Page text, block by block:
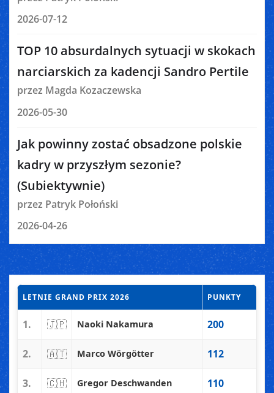
2026-07-12
TOP 10 absurdalnych sytuacji w skokach
narciarskich za kadencji Sandro Pertile
przez Magda Kozaczewska
2026-05-30
Jak powinny zostać obsadzone polskie
kadry w przyszłym sezonie?
(Subiektywnie)
przez Patryk Połoński
2026-04-26
LETNIE GRAND PRIX 2026 PUNKTY
1. 🇯🇵 Naoki Nakamura 200
2. 🇦🇹 Marco Wörgötter 112
3. 🇨🇭 Gregor Deschwanden 110